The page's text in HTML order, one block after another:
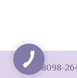
+38098-